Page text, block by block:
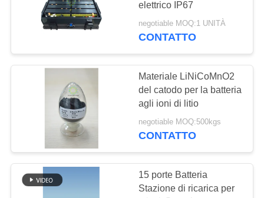
Batteria per bus
elettrico
37
18
elettrico IP67
negotiable MOQ:1 UNITÀ
CONTATTO
Materiale LiNiCoMnO2
del catodo per la batteria
agli ioni di litio
negotiable MOQ:500kgs
CONTATTO
15 porte Batteria
Stazione di ricarica per